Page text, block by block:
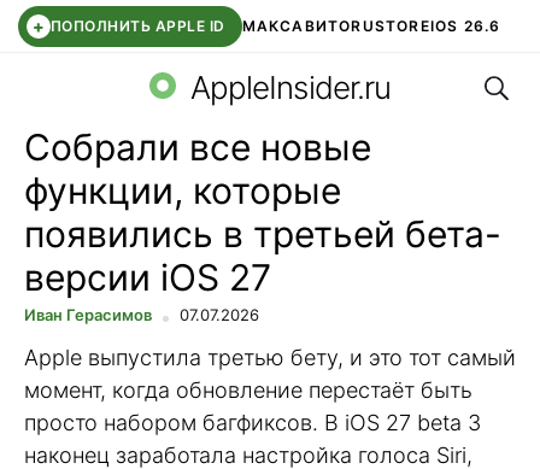
+ ПОПОЛНИТЬ APPLE ID МАКСАВИТОRUSTOREIOS 26.6
СБЕР КИДС ВТБ ОНЛАЙН ЧАТ В ROBLOX
AppleInsider.ru
Собрали все новые
функции, которые
появились в третьей бета-
версии iOS 27
Иван Герасимов 07.07.2026
Apple выпустила третью бету, и это тот самый
момент, когда обновление перестаёт быть
просто набором багфиксов. В iOS 27 beta 3
наконец заработала настройка голоса Siri,